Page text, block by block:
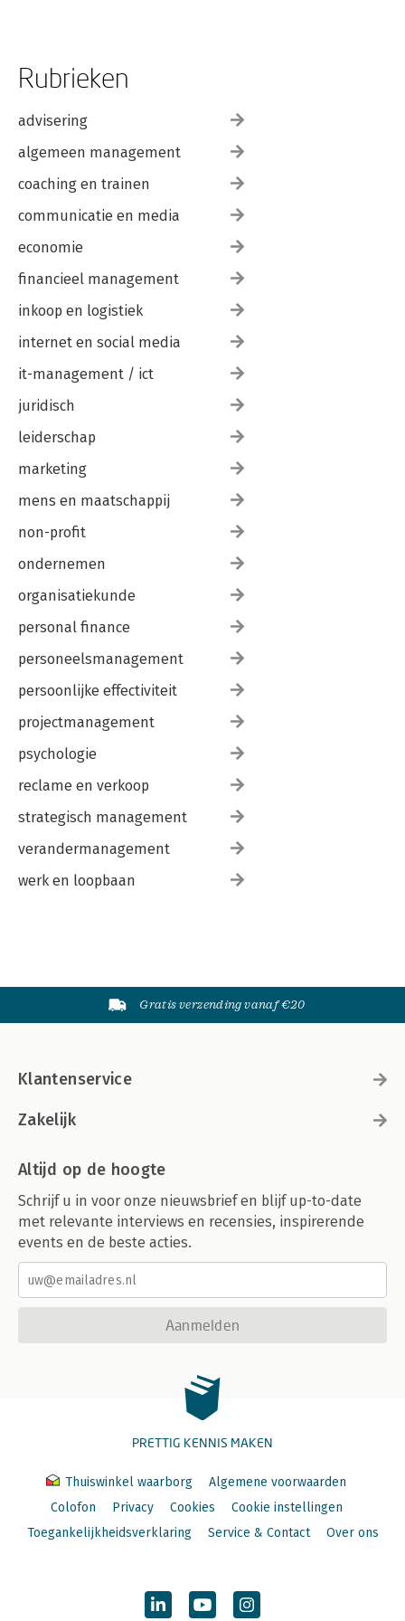
Dankwoord
Bronnen
Rubrieken
advisering
algemeen management
coaching en trainen
communicatie en media
economie
financieel management
inkoop en logistiek
internet en social media
it-management / ict
juridisch
leiderschap
marketing
mens en maatschappij
non-profit
ondernemen
organisatiekunde
personal finance
personeelsmanagement
persoonlijke effectiviteit
projectmanagement
psychologie
reclame en verkoop
strategisch management
verandermanagement
werk en loopbaan
Gratis verzending vanaf €20
Klantenservice
Zakelijk
Altijd op de hoogte
Schrijf u in voor onze nieuwsbrief en blijf up-to-date
met relevante interviews en recensies, inspirerende
events en de beste acties.
Aanmelden
PRETTIG KENNIS MAKEN
Thuiswinkel waarborg
Algemene voorwaarden
Colofon
Privacy Cookies
Cookie instellingen
Toegankelijkheidsverklaring
Service & Contact Over ons